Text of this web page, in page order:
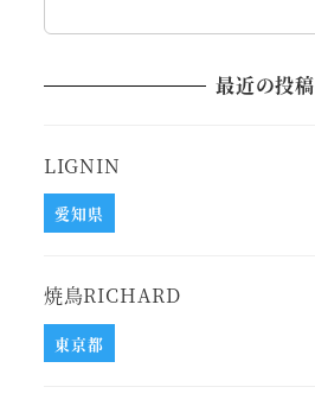
最近の投稿
LIGNIN
愛知県
焼鳥RICHARD
東京都